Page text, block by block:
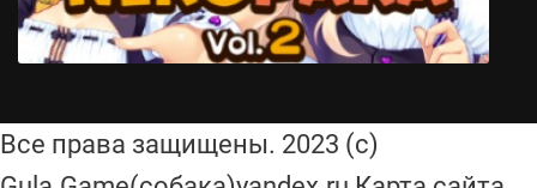
Все права защищены. 2023 (с)